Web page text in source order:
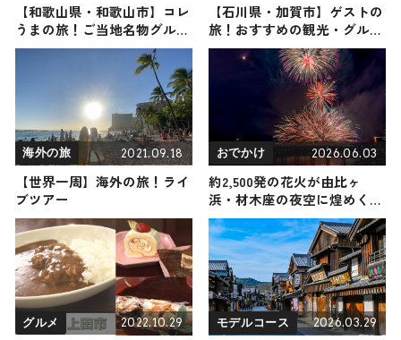
【和歌山県・和歌山市】コレ
うまの旅！ご当地名物グルメ
をお届け
【石川県・加賀市】ゲストの
旅！おすすめの観光・グルメ
をご紹介
海外の旅 2021.09.18
【世界一周】海外の旅！ライ
ブツアー
おでかけ 2026.06.03
約2,500発の花火が由比ヶ
浜・材木座の夜空に煌めく！
『第78回鎌倉花火大会』が
7/10開催、海面に扇状に広が
る名物「水中花火」も登場｜
神奈川県鎌倉市
グルメ 2022.10.29 モデルコース 2026.03.29